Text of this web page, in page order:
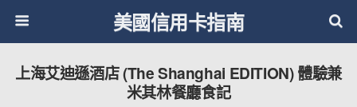
美國信用卡指南
上海艾迪遜酒店 (The Shanghai EDITION) 體驗兼
米其林餐廳食記